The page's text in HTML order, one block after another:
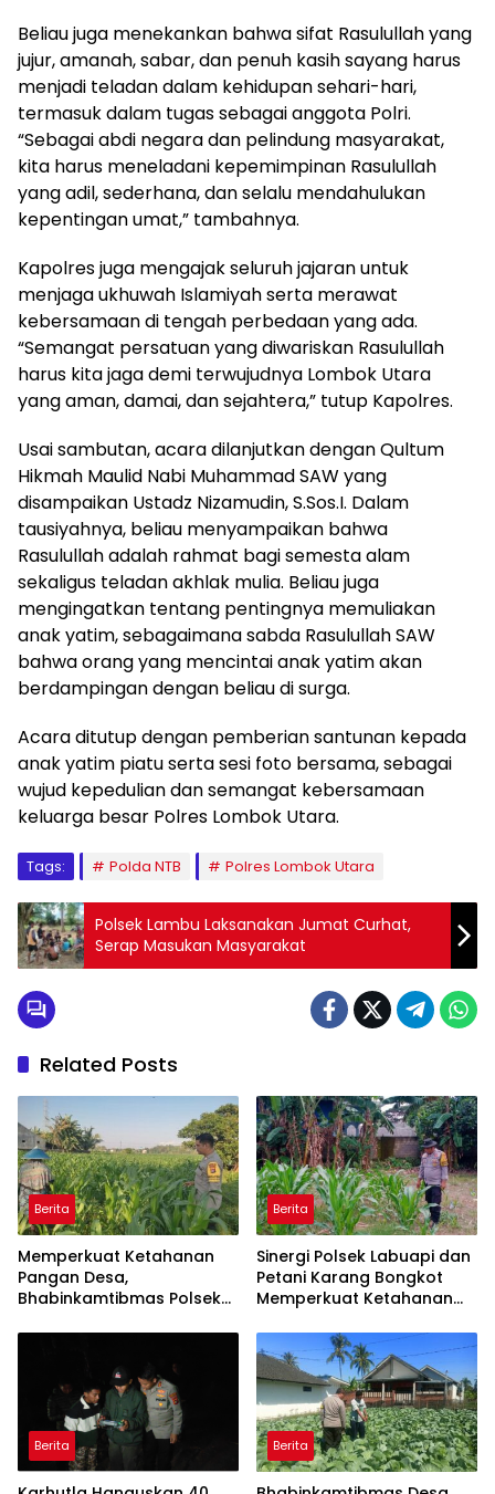
Beliau juga menekankan bahwa sifat Rasulullah yang
jujur, amanah, sabar, dan penuh kasih sayang harus
menjadi teladan dalam kehidupan sehari-hari,
termasuk dalam tugas sebagai anggota Polri.
“Sebagai abdi negara dan pelindung masyarakat,
kita harus meneladani kepemimpinan Rasulullah
yang adil, sederhana, dan selalu mendahulukan
kepentingan umat,” tambahnya.
Kapolres juga mengajak seluruh jajaran untuk
menjaga ukhuwah Islamiyah serta merawat
kebersamaan di tengah perbedaan yang ada.
“Semangat persatuan yang diwariskan Rasulullah
harus kita jaga demi terwujudnya Lombok Utara
yang aman, damai, dan sejahtera,” tutup Kapolres.
Usai sambutan, acara dilanjutkan dengan Qultum
Hikmah Maulid Nabi Muhammad SAW yang
disampaikan Ustadz Nizamudin, S.Sos.I. Dalam
tausiyahnya, beliau menyampaikan bahwa
Rasulullah adalah rahmat bagi semesta alam
sekaligus teladan akhlak mulia. Beliau juga
mengingatkan tentang pentingnya memuliakan
anak yatim, sebagaimana sabda Rasulullah SAW
bahwa orang yang mencintai anak yatim akan
berdampingan dengan beliau di surga.
Acara ditutup dengan pemberian santunan kepada
anak yatim piatu serta sesi foto bersama, sebagai
wujud kepedulian dan semangat kebersamaan
keluarga besar Polres Lombok Utara.
Tags: Polda NTB Polres Lombok Utara
Polsek Lambu Laksanakan Jumat Curhat,
Serap Masukan Masyarakat
Related Posts
Berita
Memperkuat Ketahanan
Pangan Desa,
Bhabinkamtibmas Polsek
Kuranji Dalang
Berita
Sinergi Polsek Labuapi dan
Petani Karang Bongkot
Memperkuat Ketahanan
Berita Berita